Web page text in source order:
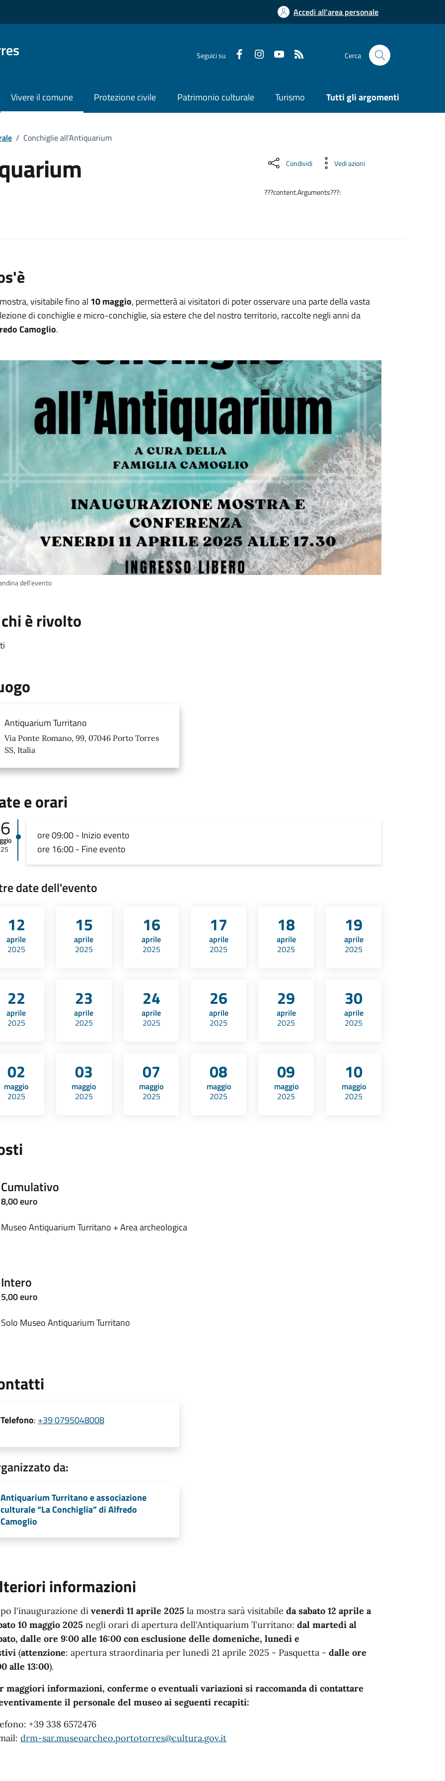
Accedi all'area personale
Seguici su Cerca
Vivere il comune Protezione civile Patrimonio culturale Turismo Tutti gli argomenti
/ Conchiglie all’Antiquarium
Condividi Vedi azioni
???content.Arguments???:
visitabile fino al 10 maggio, permetterà ai visitatori di poter osservare una parte della vasta
di conchiglie e micro-conchiglie, sia estere che del nostro territorio, raccolte negli anni da
Camoglio.
dell'evento
è rivolto
Antiquarium Turritano
Via Ponte Romano, 99, 07046 Porto Torres
SS, Italia
e orari
ore 09:00 - Inizio evento
ore 16:00 - Fine evento
date dell'evento
12
aprile
2025
15
aprile
2025
16
aprile
2025
17
aprile
2025
18
aprile
2025
19
aprile
2025
22
aprile
2025
23
aprile
2025
24
aprile
2025
26
aprile
2025
29
aprile
2025
30
aprile
2025
02
maggio
2025
03
maggio
2025
07
maggio
2025
08
maggio
2025
09
maggio
2025
10
maggio
2025
Cumulativo
8,00 euro
Museo Antiquarium Turritano + Area archeologica
Intero
5,00 euro
Solo Museo Antiquarium Turritano
Telefono: +39 0795048008
da:
Antiquarium Turritano e associazione
culturale “La Conchiglia” di Alfredo
Camoglio
informazioni
l'inaugurazione di venerdì 11 aprile 2025 la mostra sarà visitabile da sabato 12 aprile a
10 maggio 2025 negli orari di apertura dell'Antiquarium Turritano: dal martedì al
dalle ore 9:00 alle 16:00 con esclusione delle domeniche, lunedì e
(attenzione: apertura straordinaria per lunedì 21 aprile 2025 - Pasquetta - dalle ore
alle 13:00).
maggiori informazioni, conferme o eventuali variazioni si raccomanda di contattare
il personale del museo ai seguenti recapiti:
+39 338 6572476
drm-sar.museoarcheo.portotorres@cultura.gov.it